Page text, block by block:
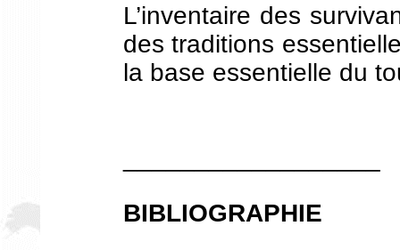
L’inventaire des
des traditions
la base essentielle du
BIBLIOGRAPHIE